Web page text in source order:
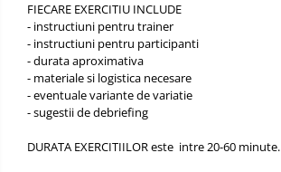
FIECARE EXERCITIU INCLUDE
- instructiuni pentru trainer
- instructiuni pentru participanti
- durata aproximativa
- materiale si logistica necesare
- eventuale variante de variatie
- sugestii de debriefing
DURATA EXERCITIILOR este intre 20-60 minute.